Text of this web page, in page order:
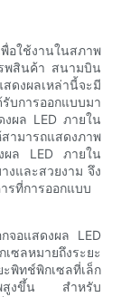
ใช้งานในสภาพ
พสินค้า สนามบิน
งผลเหล่านี้จะมี
บการออกแบบมา
งผล LED ภายใน
ามารถแสดงภาพ
ผล LED ภายใน
งและสวยงาม จึง
รที่การออกแบบ
จอแสดงผล LED
ซลหมายถึงระยะ
พิทช์พิกเซลที่เล็ก
าพสูงขึ้น สำหรับ